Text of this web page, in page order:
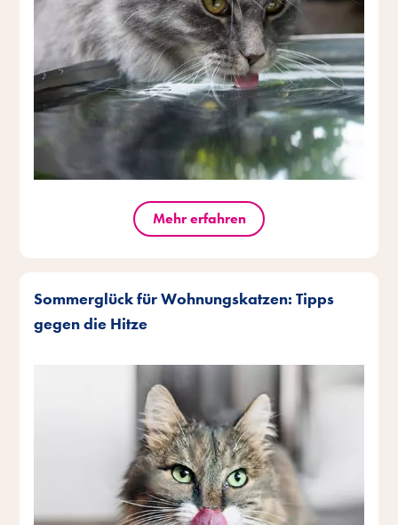
Mehr erfahren
Sommerglück für Wohnungskatzen: Tipps
gegen die Hitze